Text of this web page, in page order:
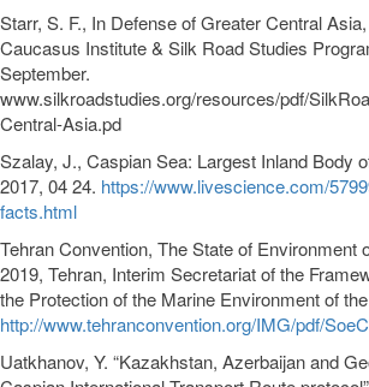
Starr, S. F., In Defense of Greater Central
Caucasus Institute & Silk Road Studies
September.
www.silkroadstudies.org/resources/pdf/
Central-Asia.pd
Szalay, J., Caspian Sea: Largest Inland Body
2017, 04 24. https://www.livescience.com/
facts.html
Tehran Convention, The State of Environment
2019, Tehran, Interim Secretariat of the
the Protection of the Marine Environment of
http://www.tehranconvention.org/IMG/pdf/
Uatkhanov, Y. “Kazakhstan, Azerbaijan and